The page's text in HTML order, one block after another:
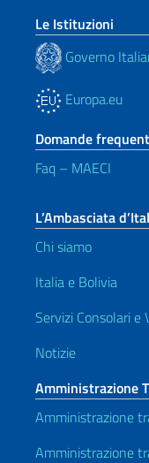
Le Istituzioni
Governo
Europa.eu
Domande
Faq – MAECI
L’Ambasciata
Chi siamo
Italia e Bolivia
Servizi Consolari e
Notizie
Amministrazione
Amministrazione
Amministrazione